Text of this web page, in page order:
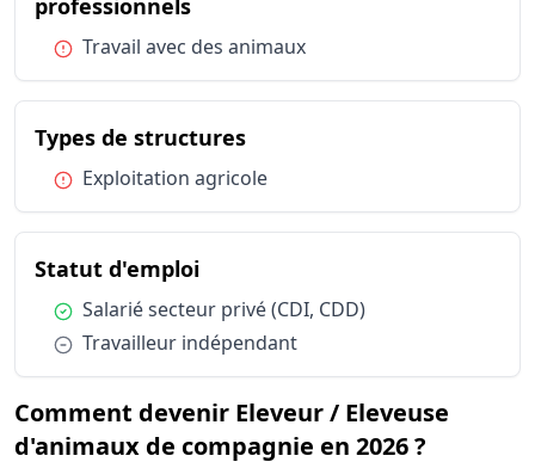
professionnels
Condition :
Travail avec des animaux
Types de structuresdu métier Eleveur /
Condition :
Exploitation agricole
Statut d'emploidu métier Eleveur / Eleveuse
Condition :
Salarié secteur privé (CDI, CDD)
Condition :
Travailleur indépendant
Comment devenir Eleveur / Eleveuse
d'animaux de compagnie en 2026 ?